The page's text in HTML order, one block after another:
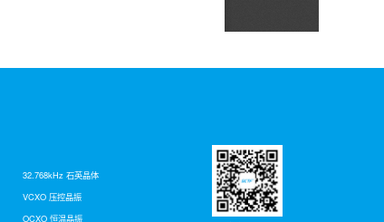
32.768kHz 石英晶体
VCXO 压控晶振
OCXO 恒温晶振